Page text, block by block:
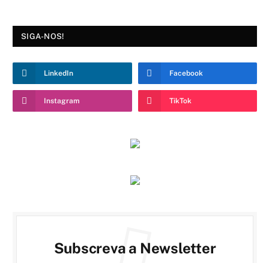
SIGA-NOS!
LinkedIn Facebook
Instagram TikTok
Subscreva a Newsletter